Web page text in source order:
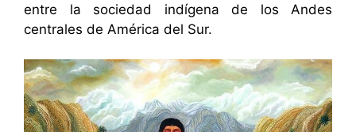
entre la sociedad indígena de los Andes
centrales de América del Sur.